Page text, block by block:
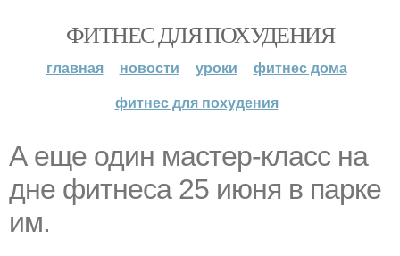
ФИТНЕС ДЛЯ ПОХУДЕНИЯ
главная новости уроки
фитнес дома
фитнес для похудения
А еще один мастер-класс на
дне фитнеса 25 июня в парке
им.